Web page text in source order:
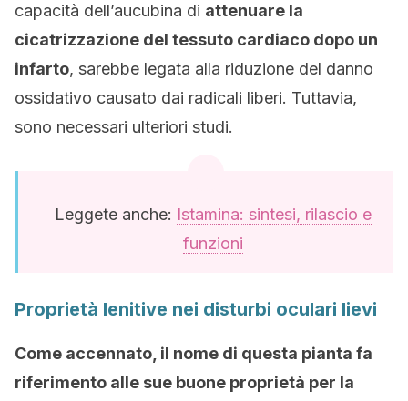
capacità dell’aucubina di attenuare la
cicatrizzazione del tessuto cardiaco dopo un
infarto, sarebbe legata alla riduzione del danno
ossidativo causato dai radicali liberi. Tuttavia,
sono necessari ulteriori studi.
Leggete anche: Istamina: sintesi, rilascio e
funzioni
Proprietà lenitive nei disturbi oculari lievi
Come accennato, il nome di questa pianta fa
riferimento alle sue buone proprietà per la